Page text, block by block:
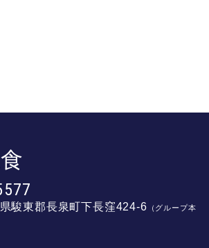
駿東郡長泉町下長窪424-6 （グループ本